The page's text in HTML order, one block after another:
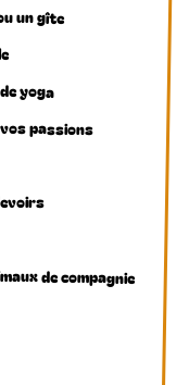
un gîte
yoga
passions
de compagnie